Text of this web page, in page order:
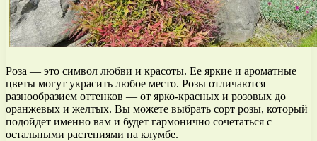
Роза — это символ любви и красоты. Ее яркие и ароматные
цветы могут украсить любое место. Розы отличаются
разнообразием оттенков — от ярко-красных и розовых до
оранжевых и желтых. Вы можете выбрать сорт розы, который
подойдет именно вам и будет гармонично сочетаться с
остальными растениями на клумбе.